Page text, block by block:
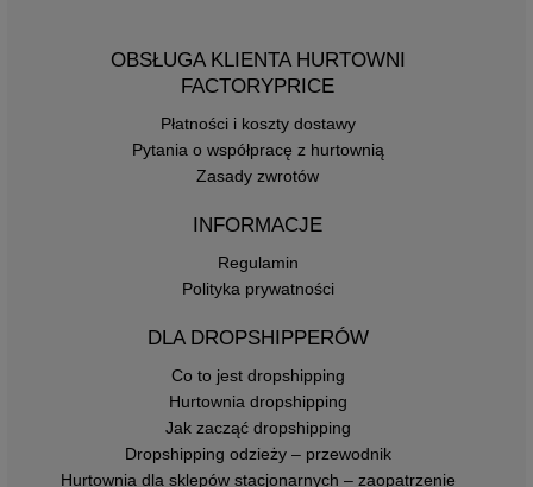
OBSŁUGA KLIENTA HURTOWNI
FACTORYPRICE
Płatności i koszty dostawy
Pytania o współpracę z hurtownią
Zasady zwrotów
INFORMACJE
Regulamin
Polityka prywatności
DLA DROPSHIPPERÓW
Co to jest dropshipping
Hurtownia dropshipping
Jak zacząć dropshipping
Dropshipping odzieży – przewodnik
Hurtownia dla sklepów stacjonarnych – zaopatrzenie